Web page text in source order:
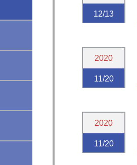
12/13
2020
11/20
2020
11/20